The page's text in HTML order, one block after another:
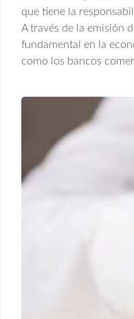
que tiene la
A través de la emisión
fundamental en la
como los bancos